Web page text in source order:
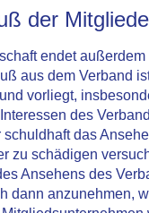
der
endet
aus dem Verband
vorliegt,
des
schuldhaft das
zu schädigen
Ansehens des
dann anzunehmen,